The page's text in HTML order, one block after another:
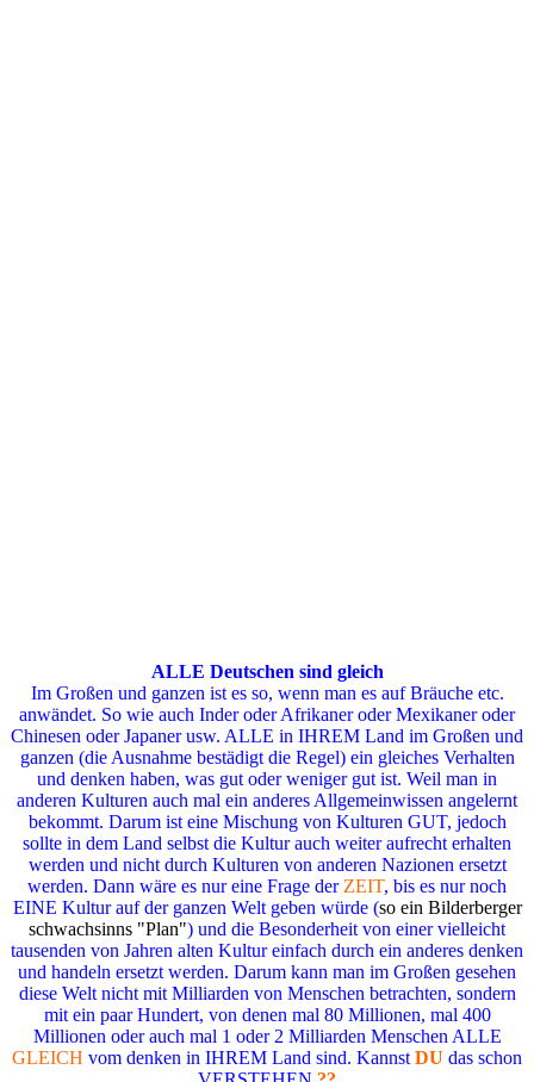
ALLE Deutschen sind gleich
Im Großen und ganzen ist es so, wenn man es auf Bräuche etc.
anwändet. So wie auch Inder oder Afrikaner oder Mexikaner oder
Chinesen oder Japaner usw. ALLE in IHREM Land im Großen und
ganzen (die Ausnahme bestädigt die Regel) ein gleiches Verhalten
und denken haben, was gut oder weniger gut ist. Weil man in
anderen Kulturen auch mal ein anderes Allgemeinwissen angelernt
bekommt. Darum ist eine Mischung von Kulturen GUT, jedoch
sollte in dem Land selbst die Kultur auch weiter aufrecht erhalten
werden und nicht durch Kulturen von anderen Nazionen ersetzt
werden. Dann wäre es nur eine Frage derZEIT, bis es nur noch
EINE Kultur auf der ganzen Welt geben würde (so ein Bilderberger
schwachsinns "Plan") und die Besonderheit von einer vielleicht
tausenden von Jahren alten Kultur einfach durch ein anderes denken
und handeln ersetzt werden. Darum kann man im Großen gesehen
diese Welt nicht mit Milliarden von Menschen betrachten, sondern
mit ein paar Hundert, von denen mal 80 Millionen, mal 400
Millionen oder auch mal 1 oder 2 Milliarden Menschen ALLE
GLEICH vom denken in IHREM Land sind. Kannst DU das schon